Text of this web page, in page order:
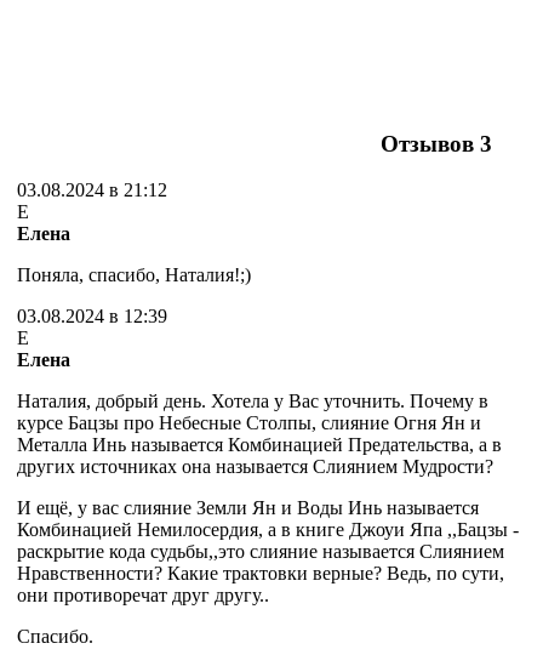
Отзывов 3
03.08.2024 в 21:12
Е
Елена
Поняла, спасибо, Наталия!;)
03.08.2024 в 12:39
Е
Елена
Наталия, добрый день. Хотела у Вас уточнить. Почему в
курсе Бацзы про Небесные Столпы, слияние Огня Ян и
Металла Инь называется Комбинацией Предательства, а в
других источниках она называется Слиянием Мудрости?
И ещё, у вас слияние Земли Ян и Воды Инь называется
Комбинацией Немилосердия, а в книге Джоуи Япа ,,Бацзы -
раскрытие кода судьбы,,это слияние называется Слиянием
Нравственности? Какие трактовки верные? Ведь, по сути,
они противоречат друг другу..
Спасибо.